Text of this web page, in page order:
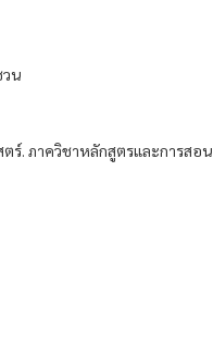
น
ร์. ภาควิชาหลักสูตรและการสอน